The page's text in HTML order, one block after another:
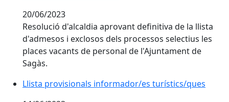
20/06/2023
Resolució d'alcaldia aprovant definitiva de la llista
d'admesos i exclosos dels processos selectius les
places vacants de personal de l'Ajuntament de
Sagàs.
Llista provisionals informador/es turístics/ques